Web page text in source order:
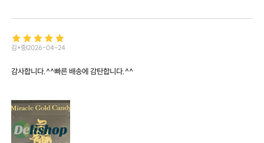
김*중2026-04-24
감사합니다.^^빠른 배송에 감탄합니다.^^